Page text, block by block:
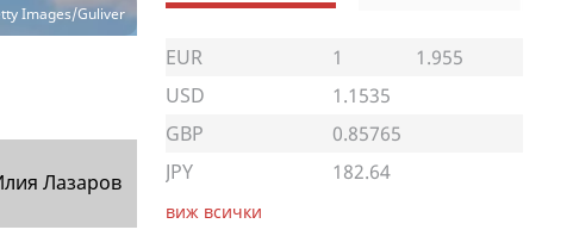
Images/Guliver
Лазаров
EUR 1
1.955
USD
1.1535
GBP
0.85765
JPY
182.64
виж всички